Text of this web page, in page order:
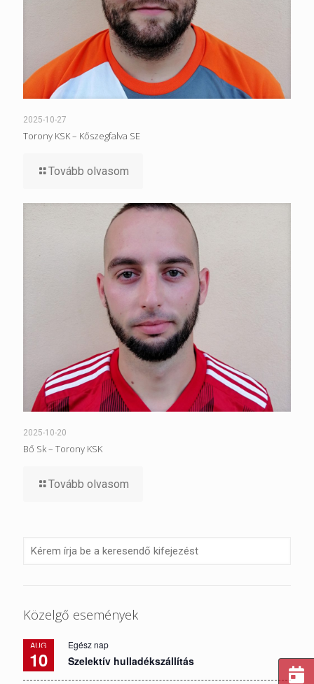
2025-10-27
Torony KSK – Kőszegfalva SE
Tovább olvasom
2025-10-20
Bő Sk – Torony KSK
Tovább olvasom
Közelgő események
AUG
10
Egész nap
Szelektív hulladékszállítás